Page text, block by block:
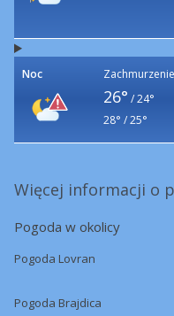
Noc
26° / 24°
28° / 25°
Więcej informacji o
Pogoda w okolicy
Pogoda Lovran
Pogoda Brajdica